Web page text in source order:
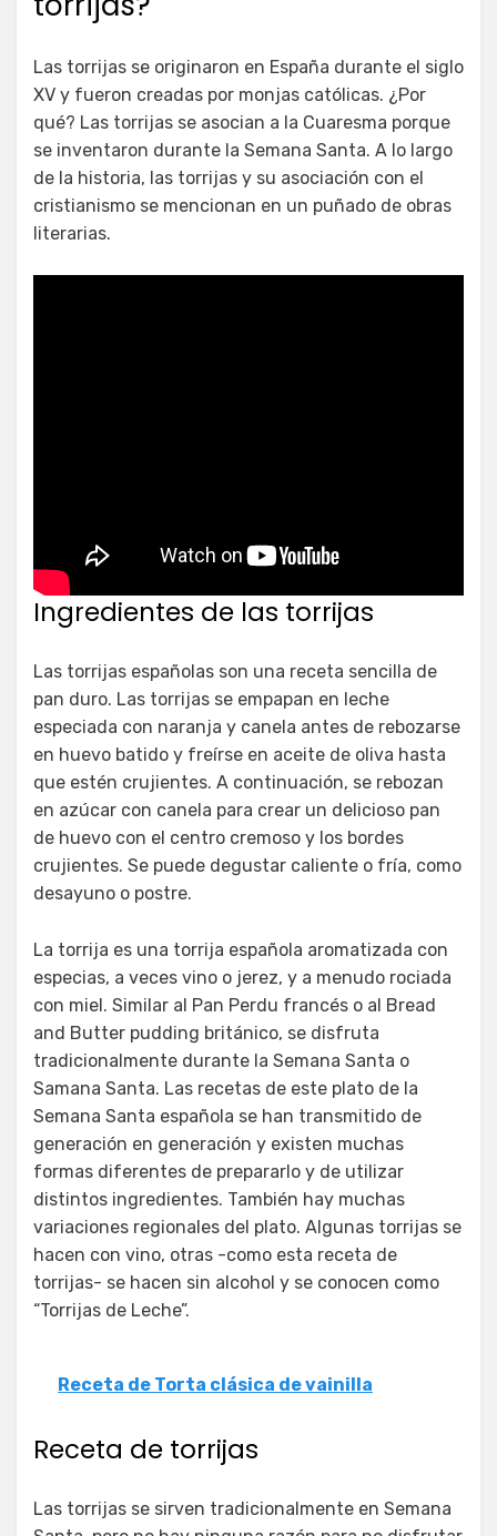
Las torrijas se originaron en España durante el siglo
XV y fueron creadas por monjas católicas. ¿Por
qué? Las torrijas se asocian a la Cuaresma porque
se inventaron durante la Semana Santa. A lo largo
de la historia, las torrijas y su asociación con el
cristianismo se mencionan en un puñado de obras
literarias.
Ingredientes de las torrijas
Las torrijas españolas son una receta sencilla de
pan duro. Las torrijas se empapan en leche
especiada con naranja y canela antes de rebozarse
en huevo batido y freírse en aceite de oliva hasta
que estén crujientes. A continuación, se rebozan
en azúcar con canela para crear un delicioso pan
de huevo con el centro cremoso y los bordes
crujientes. Se puede degustar caliente o fría, como
desayuno o postre.
La torrija es una torrija española aromatizada con
especias, a veces vino o jerez, y a menudo rociada
con miel. Similar al Pan Perdu francés o al Bread
and Butter pudding británico, se disfruta
tradicionalmente durante la Semana Santa o
Samana Santa. Las recetas de este plato de la
Semana Santa española se han transmitido de
generación en generación y existen muchas
formas diferentes de prepararlo y de utilizar
distintos ingredientes. También hay muchas
variaciones regionales del plato. Algunas torrijas se
hacen con vino, otras -como esta receta de
torrijas- se hacen sin alcohol y se conocen como
“Torrijas de Leche”.
Receta de Torta clásica de vainilla
Receta de torrijas
Las torrijas se sirven tradicionalmente en Semana